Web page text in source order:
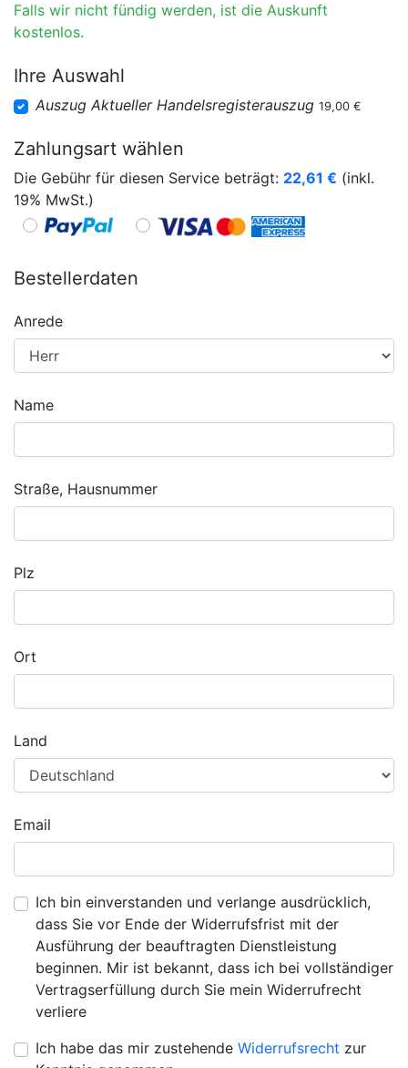
Falls wir nicht fündig werden, ist die Auskunft
kostenlos.
Ihre Auswahl
Auszug Aktueller Handelsregisterauszug 19,00 €
Zahlungsart wählen
Die Gebühr für diesen Service beträgt: 22,61 € (inkl.
19% MwSt.)
Bestellerdaten
Anrede
Name
Straße, Hausnummer
Plz
Ort
Land
Email
Ich bin einverstanden und verlange ausdrücklich,
dass Sie vor Ende der Widerrufsfrist mit der
Ausführung der beauftragten Dienstleistung
beginnen. Mir ist bekannt, dass ich bei vollständiger
Vertragserfüllung durch Sie mein Widerrufrecht
verliere
Ich habe das mir zustehende Widerrufsrecht zur